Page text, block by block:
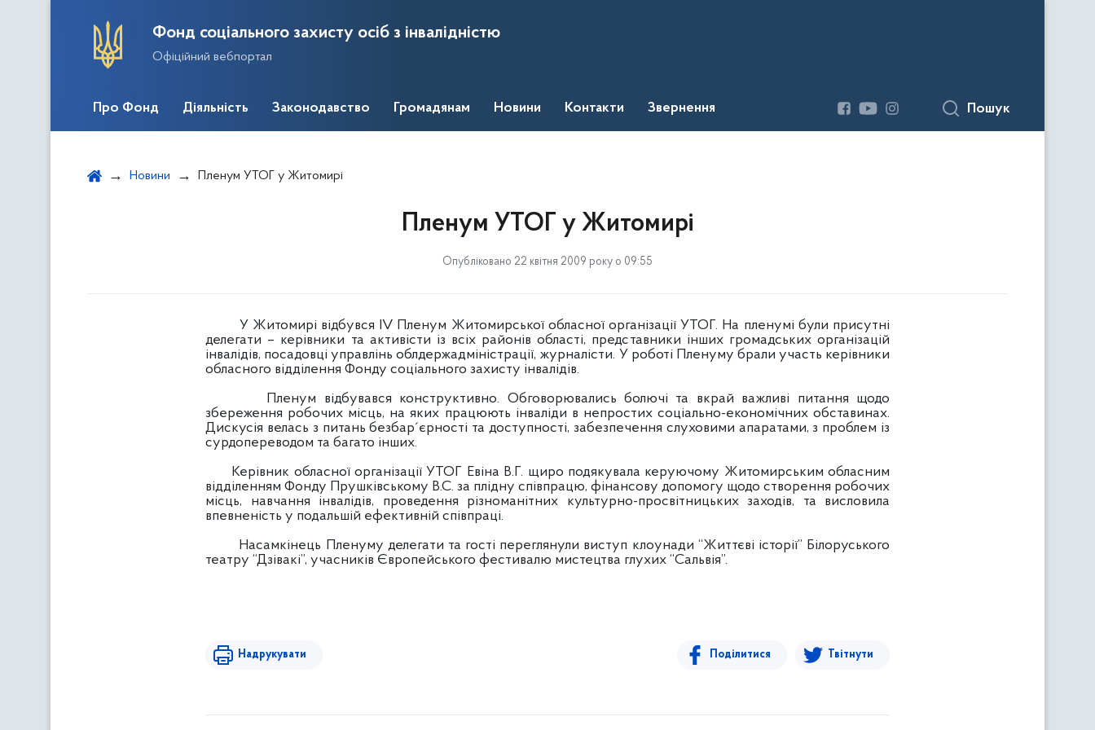
Фонд соціального захисту осіб з інвалідністю
Офіційний вебпортал
Про Фонд Діяльність Законодавство Громадянам Новини Контакти Звернення Пошук
Новини Пленум УТОГ у Житомирі
Пленум УТОГ у Житомирі
Опубліковано 22 квітня 2009 року о 09:55
У Житомирі відбувся ІV Пленум Житомирської обласної організації УТОГ. На пленумі були присутні
делегати – керівники та активісти із всіх районів області, представники інших громадських організацій
інвалідів, посадовці управлінь облдержадміністрації, журналісти. У роботі Пленуму брали участь керівники
обласного відділення Фонду соціального захисту інвалідів.
Пленум відбувався конструктивно. Обговорювались болючі та вкрай важливі питання щодо
збереження робочих місць, на яких працюють інваліди в непростих соціально-економічних обставинах.
Дискусія велась з питань безбар´єрності та доступності, забезпечення слуховими апаратами, з проблем із
сурдопереводом та багато інших.
Керівник обласної організації УТОГ Евіна В.Г. щиро подякувала керуючому Житомирським обласним
відділенням Фонду Прушківському В.С. за плідну співпрацю, фінансову допомогу щодо створення робочих
місць, навчання інвалідів, проведення різноманітних культурно-просвітницьких заходів, та висловила
впевненість у подальшій ефективній співпраці.
Насамкінець Пленуму делегати та гості переглянули виступ клоунади “Життєві історії” Білоруського
театру “Дзівакі”, учасників Європейського фестивалю мистецтва глухих “Сальвія”.
Надрукувати Поділитися Твітнути